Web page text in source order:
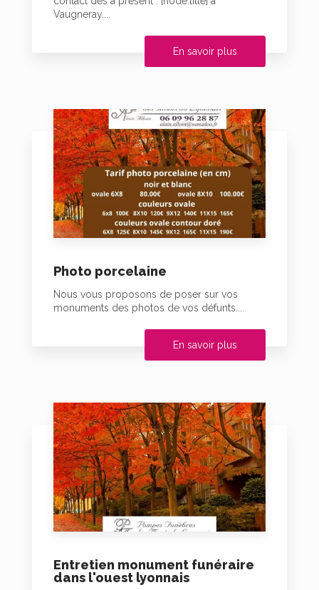
Vaugneray....
En savoir plus
Photo porcelaine
Nous vous proposons de poser sur vos
monuments des photos de vos défunts....
En savoir plus
Entretien monument funéraire
dans l'ouest lyonnais